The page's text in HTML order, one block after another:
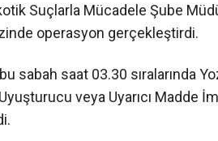
Suçlarla Mücadele Şube
operasyon gerçekleştirdi.
sabah saat 03.30 sıralarında
veya Uyarıcı Madde